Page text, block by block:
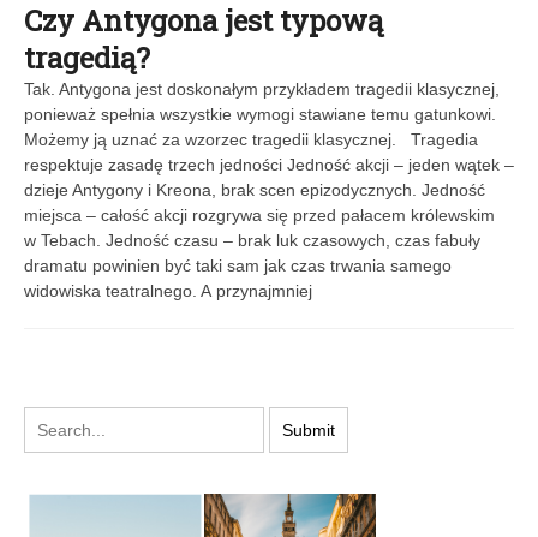
Czy Antygona jest typową
tragedią?
Tak. Antygona jest doskonałym przykładem tragedii klasycznej,
ponieważ spełnia wszystkie wymogi stawiane temu gatunkowi.
Możemy ją uznać za wzorzec tragedii klasycznej. Tragedia
respektuje zasadę trzech jedności Jedność akcji – jeden wątek –
dzieje Antygony i Kreona, brak scen epizodycznych. Jedność
miejsca – całość akcji rozgrywa się przed pałacem królewskim
w Tebach. Jedność czasu – brak luk czasowych, czas fabuły
dramatu powinien być taki sam jak czas trwania samego
widowiska teatralnego. A przynajmniej